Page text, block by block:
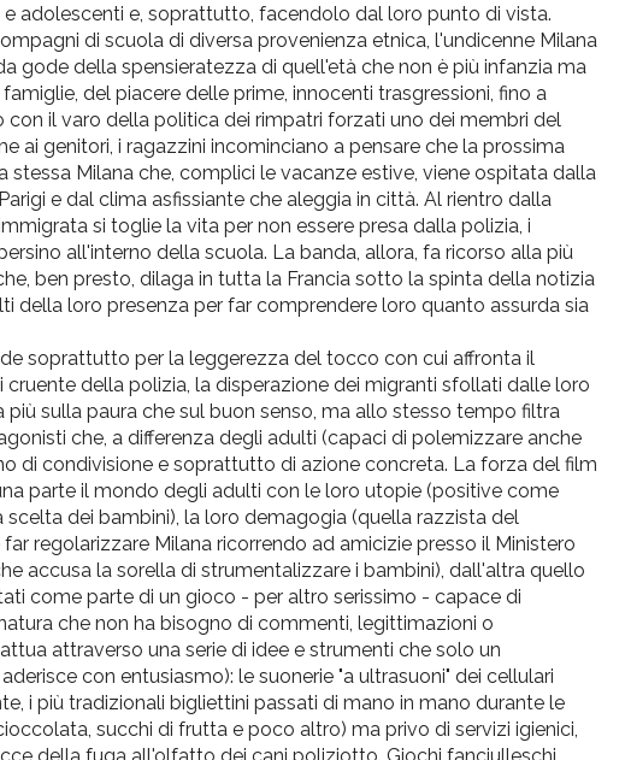
e adolescenti e, soprattutto, facendolo dal loro punto di vista.
di scuola di diversa provenienza etnica, l'undicenne Milana
gode della spensieratezza di quell'età che non è più infanzia ma
del piacere delle prime, innocenti trasgressioni, fino a
con il varo della politica dei rimpatri forzati uno dei membri del
ai genitori, i ragazzini incominciano a pensare che la prossima
stessa Milana che , complici le vacanze estive, viene ospitata dalla
Parigi e dal clima asfissiante che aleggia in città. Al rientro dalla
si toglie la vita per non essere presa dalla polizia, i
all'interno della scuola. La banda, allora, fa ricorso alla più
, ben presto, dilaga in tutta la Francia sotto la spinta della notizia
della loro presenza per far comprendere loro quanto assurda sia
soprattutto per la leggerezza del tocco con cui affronta il
della polizia, la disperazione dei migranti sfollati dalle loro
più sulla paura che sul buon senso, ma allo stesso tempo filtra
che , a differenza degli adulti (capaci di polemizzare anche
di condivisione e soprattutto di azione concreta. La forza del film
parte il mondo degli adulti con le loro utopie (positive come
scelta dei bambini), la loro demagogia (quella razzista del
regolarizzare Milana ricorrendo ad amicizie presso il Ministero
accusa la sorella di strumentalizzare i bambini), dall'altra quello
come parte di un gioco - per altro serissimo - capace di
che non ha bisogno di commenti, legittimazioni o
attraverso una serie di idee e strumenti che solo un
aderisce con entusiasmo): le suonerie "a ultrasuoni" dei cellulari
i più tradizionali bigliettini passati di mano in mano durante le
succhi di frutta e poco altro) ma privo di servizi igienici,
della fuga all'olfatto dei cani poliziotto. Giochi fanciulleschi,